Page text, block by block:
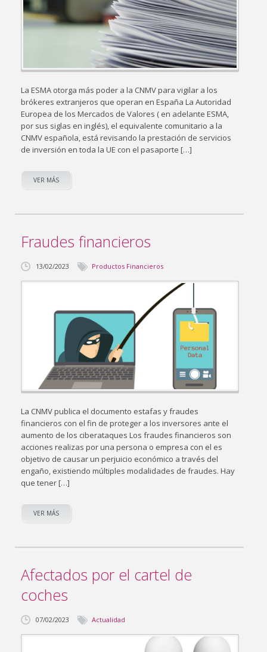
La ESMA otorga más poder a la CNMV para vigilar a los
brókeres extranjeros que operan en España La Autoridad
Europea de los Mercados de Valores ( en adelante ESMA,
por sus siglas en inglés), el equivalente comunitario a la
CNMV española, está revisando la prestación de servicios
de inversión en toda la UE con el pasaporte […]
VER MÁS
Fraudes financieros
13/02/2023 Productos Financieros
La CNMV publica el documento estafas y fraudes
financieros con el fin de proteger a los inversores ante el
aumento de los ciberataques Los fraudes financieros son
acciones realizas por una persona o empresa con el es
objetivo de causar un perjuicio económico a través del
engaño, existiendo múltiples modalidades de fraudes. Hay
que tener […]
VER MÁS
Afectados por el cartel de
coches
07/02/2023 Actualidad